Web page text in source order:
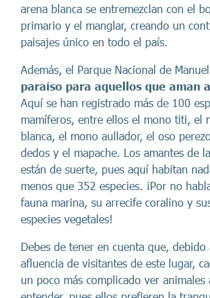
arena blanca se entremezclan con el
primario y el manglar, creando un
paisajes único en todo el país.
Además, el Parque Nacional de
paraíso para aquellos que aman
Aquí se han registrado más de 100
mamíferos, entre ellos el mono titi, el
blanca, el mono aullador, el oso
dedos y el mapache. Los amantes de
están de suerte, pues aquí habitan
menos que 352 especies. ¡Por no
fauna marina, su arrecife coralino y
especies vegetales!
Debes de tener en cuenta que, debido
afluencia de visitantes de este lugar,
un poco más complicado ver animales